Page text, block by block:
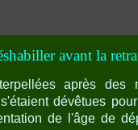
avant la
après des
dévêtues
de l'âge de